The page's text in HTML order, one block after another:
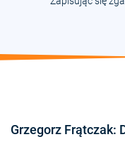
Grzegorz Frątczak: